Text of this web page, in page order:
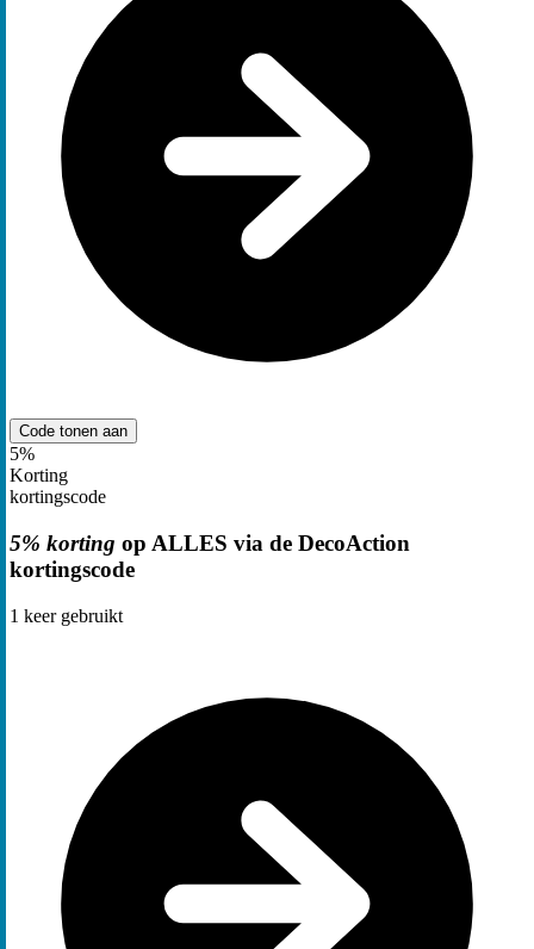
Code tonen aan
5%
Korting
kortingscode
5% korting op ALLES via de DecoAction
kortingscode
1 keer gebruikt